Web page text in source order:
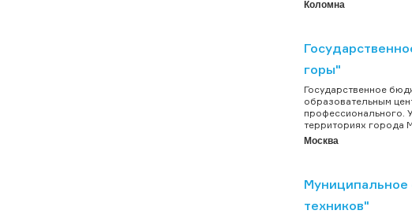
Коломна
горы"
Государственное
образовательным
профессионального.
территориях города
Москва
Муниципальное
техников"